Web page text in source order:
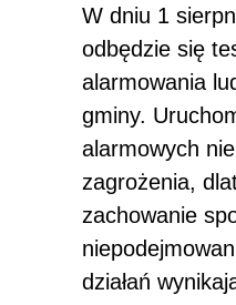
W dniu 1
odbędzie się
alarmowania
gminy.
alarmowych
zagrożenia,
zachowanie
działań